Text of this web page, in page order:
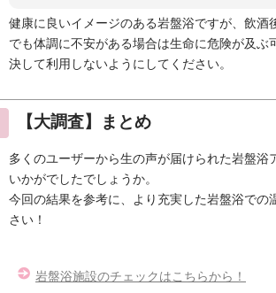
健康に良いイメージのある岩盤浴ですが、飲酒
でも体調に不安がある場合は生命に危険が及ぶ
決して利用しないようにしてください。
【大調査】まとめ
多くのユーザーから生の声が届けられた岩盤浴
いかがでしたでしょうか。
今回の結果を参考に、より充実した岩盤浴での
さい！
岩盤浴施設のチェックはこちらから！